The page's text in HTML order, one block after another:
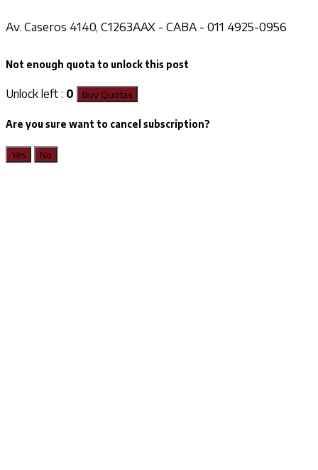
Av. Caseros 4140, C1263AAX - CABA - 011 4925-0956
Not enough quota to unlock this post
Unlock left : 0 Buy Quotas
Are you sure want to cancel subscription?
Yes No